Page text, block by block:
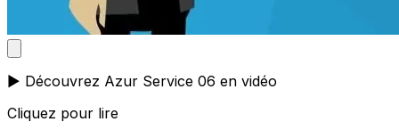
▶️ Découvrez Azur Service 06 en vidéo
Cliquez pour lire